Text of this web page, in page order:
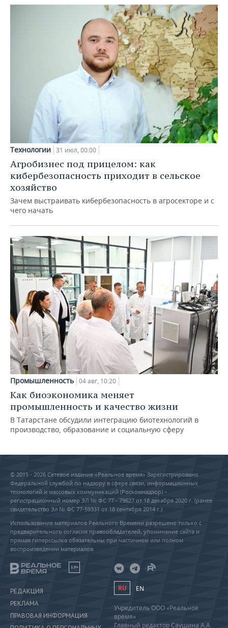
Технологии 31 июл, 00:00
Агробизнес под прицелом: как
кибербезопасность приходит в сельское
хозяйство
Зачем выстраивать кибербезопасность в агросекторе и с
чего начать
Промышленность 04 авг, 10:20
Как биоэкономика меняет
промышленность и качество жизни
В Татарстане обсудили интеграцию биотехнологий в
производство, образование и социальную сферу
© 2015 - 2026 Сетевое издание «Реальное время» Зарегистрировано
Федеральной службой по надзору в сфере связи, информационных
технологий и массовых коммуникаций (Роскомнадзор) –
регистрационный номер ЭЛ № ФС 77 - 79627 от 18 декабря 2020 г. (ранее
свидетельство Эл № ФС 77-59331 от 18 сентября 2014 г.)
Использование материалов Реального Времени разрешено только с
предварительного согласия правообладателей, упоминание сайта и
прямая гиперссылка обязательны при частичном или полном
воспроизведении материалов.
18+
РЕДАКЦИЯ
РЕКЛАМА
ПРАВОВАЯ ИНФОРМАЦИЯ
RU EN
Учредитель ООО «Реальное
время»
Главный редактор Саушина А.А.